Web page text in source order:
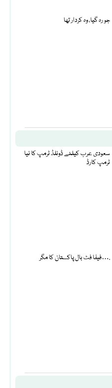
جو رہ گیا، وہ کردار تھا
سعودی عرب کیلئے ڈونلڈ ٹرمپ کا نیا
ٹرمپ کارڈ
فیفا فٹ بال پاکستان کا مگر….